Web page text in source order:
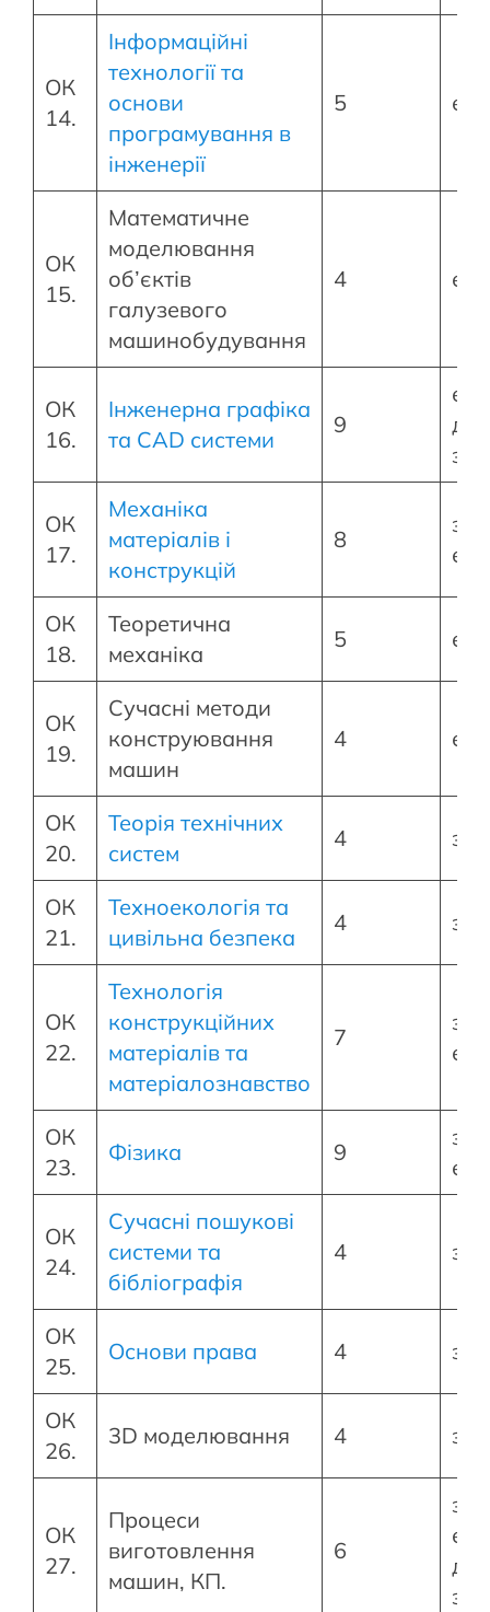
ОК
14.
Інформаційні
технології та
основи
програмування в
інженерії
5
ОК
15.
Математичне
моделювання
об’єктів
галузевого
машинобудування
4
ОК
16.
Інженерна графіка
та CAD системи
9
ОК
17.
Механіка
матеріалів і
конструкцій
8
ОК
18.
Теоретична
механіка
5
ОК
19.
Сучасні методи
конструювання
машин
4
ОК
20.
Теорія технічних
систем
4
ОК
21.
Техноекологія та
цивільна безпека
4
ОК
22.
Технологія
конструкційних
матеріалів та
матеріалознавство
7
ОК
23.
Фізика 9
ОК
24.
Сучасні пошукові
системи та
бібліографія
4
ОК
25.
Основи права 4
ОК
26.
3D моделювання 4
ОК
27.
Процеси
виготовлення
машин, КП.
6